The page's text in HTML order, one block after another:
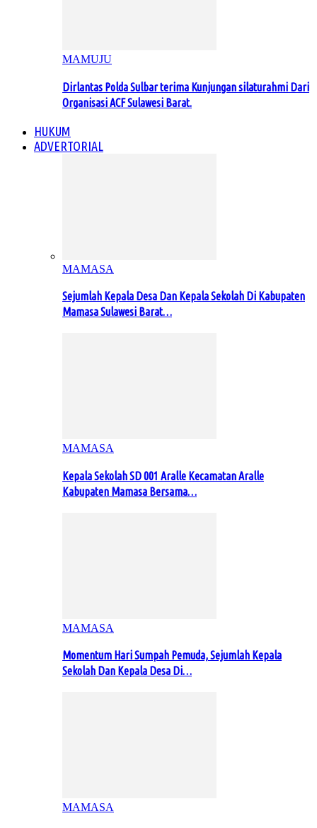
MAMUJU
Dirlantas Polda Sulbar terima Kunjungan silaturahmi Dari
Organisasi ACF Sulawesi Barat.
HUKUM
ADVERTORIAL
MAMASA
Sejumlah Kepala Desa Dan Kepala Sekolah Di Kabupaten
Mamasa Sulawesi Barat…
MAMASA
Kepala Sekolah SD 001 Aralle Kecamatan Aralle
Kabupaten Mamasa Bersama…
MAMASA
Momentum Hari Sumpah Pemuda, Sejumlah Kepala
Sekolah Dan Kepala Desa Di…
MAMASA